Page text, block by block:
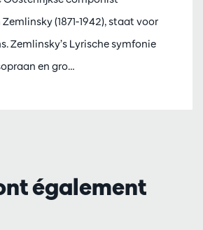
(1871-1942), staat voor
Zemlinsky’s Lyrische symfonie
en gro…
également